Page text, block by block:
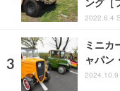
ング［
2022.6.4
ミニカ
ャパン
2024.10.9